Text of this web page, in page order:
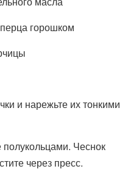
горошком
и нарежьте их тонкими
полукольцами. Чеснок
через пресс.